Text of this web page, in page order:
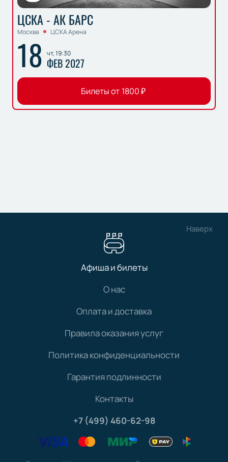
ЦСКА - АК БАРС
Москва ЦСКА Арена
18 чт, 19:30
ФЕВ 2027
Билеты от 1800₽
Наверх
Афиша и билеты
О нас
Оплата и доставка
Правила оказания услуг
Политика конфиденциальности
Гарантия подлинности
Контакты
+7 (499) 460-62-98